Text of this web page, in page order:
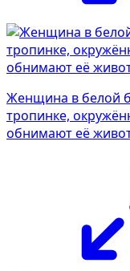
Женщина в белой
тропинке,
обнимают её